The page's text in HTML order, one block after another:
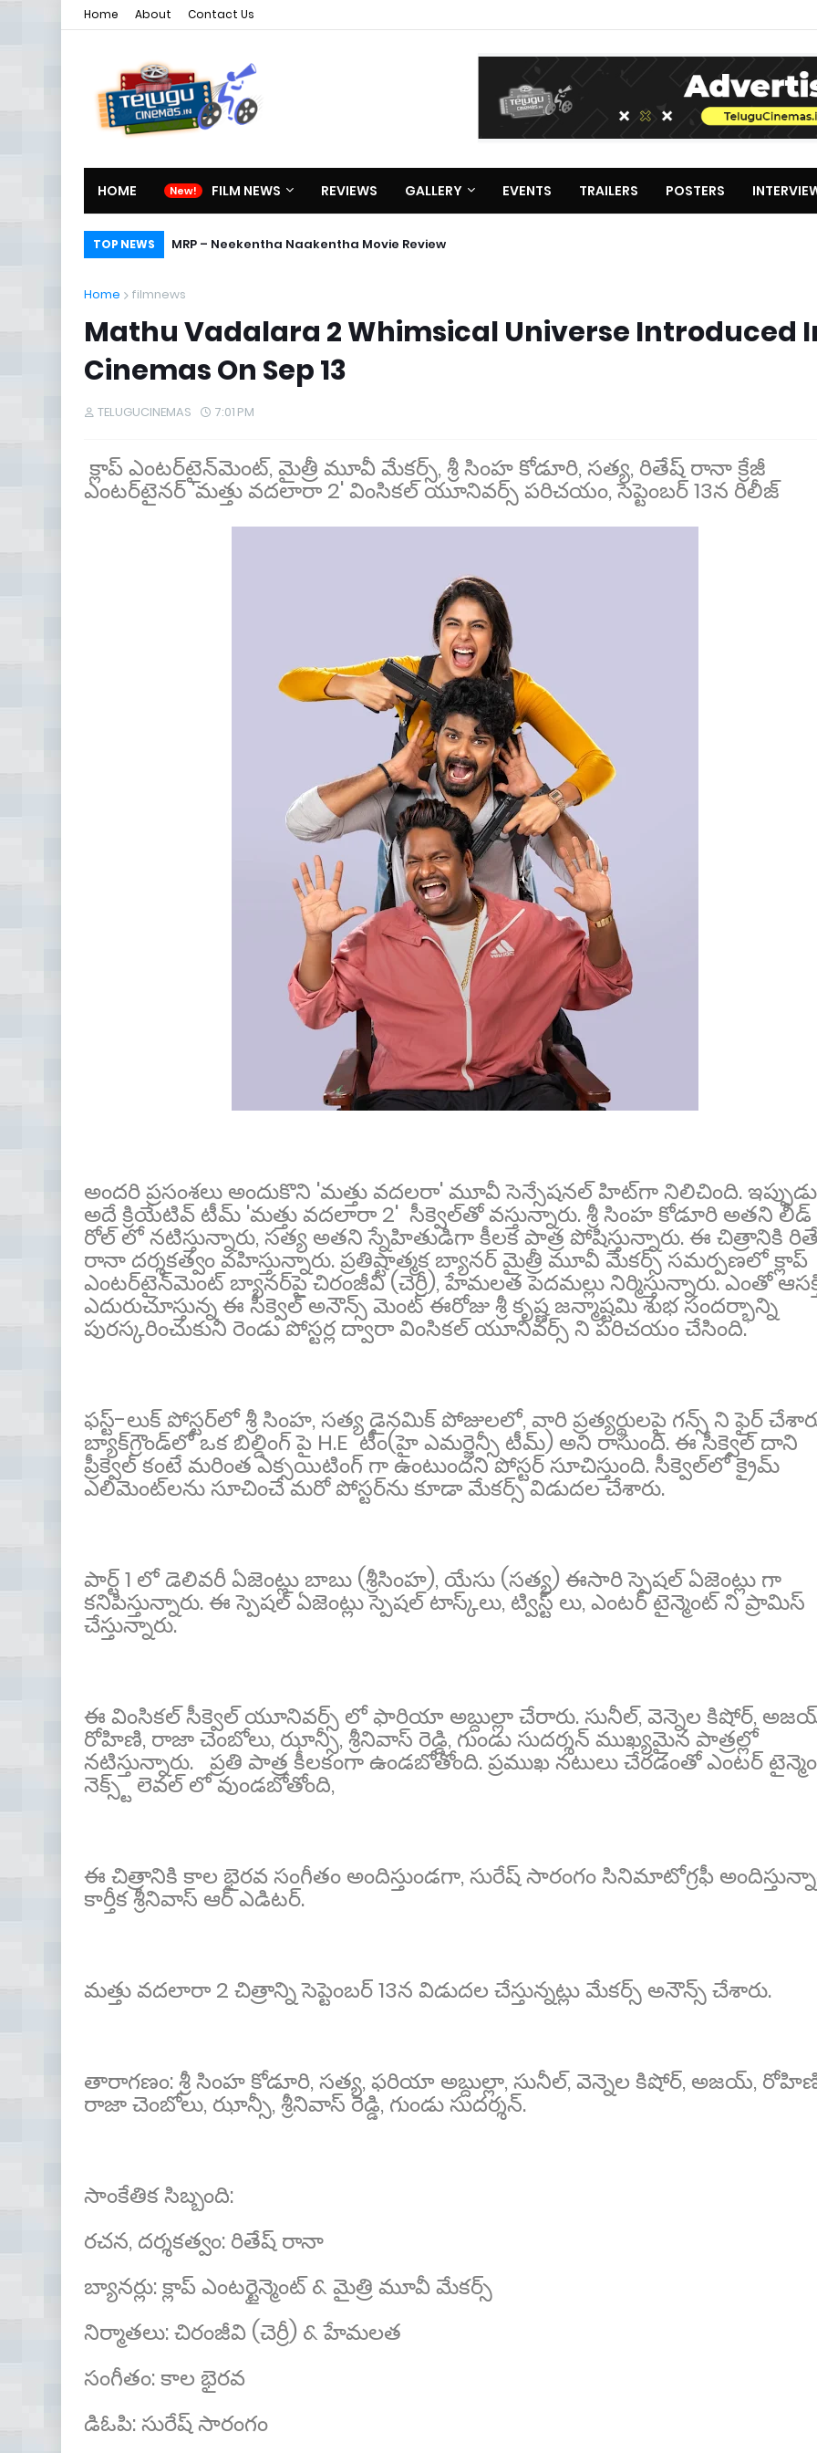
Home About Contact Us
HOME FILM NEWS REVIEWS GALLERY EVENTS TRAILERS POSTERS
TOP NEWS MRP – Neekentha Naakentha Movie Review
Home filmnews
Mathu Vadalara 2 Whimsical Universe Introduced
Cinemas On Sep 13
TELUGUCINEMAS 7:01 PM
క్లాప్ ఎంటర్‌టైన్‌మెంట్, మైత్రీ మూవీ మేకర్స్, శ్రీ సింహ కోడూరి, సత్య, రితేష్ రానా క్రేజీ
ఎంటర్‌టైనర్ 'మత్తు వదలారా 2' వింసికల్ యూనివర్స్ పరిచయం, సెప్టెంబర్ 13న రిలీజ్
అందరి ప్రసంశలు అందుకొని 'మత్తు వదలరా' మూవీ సెన్సేషనల్ హిట్‌గా నిలిచింది.
అదే క్రియేటివ్ టీమ్ 'మత్తు వదలారా 2' సీక్వెల్‌తో వస్తున్నారు. శ్రీ సింహ కోడూరి అతని లీడ్
రోల్ లో నటిస్తున్నారు, సత్య అతని స్నేహితుడిగా కీలక పాత్ర పోషిస్తున్నారు. ఈ చిత్రానికి
రానా దర్శకత్వం వహిస్తున్నారు. ప్రతిష్టాత్మక బ్యానర్ మైత్రీ మూవీ మేకర్స్ సమర్పణలో క్లాప్
ఎంటర్‌టైన్‌మెంట్ బ్యానర్‌పై చిరంజీవి (చెర్రీ), హేమలత పెదమల్లు నిర్మిస్తున్నారు. ఎంతో
ఎదురుచూస్తున్న ఈ సీక్వెల్ అనౌన్స్ మెంట్ ఈరోజు శ్రీ కృష్ణ జన్మాష్టమి శుభ సందర్భాన్ని
పురస్కరించుకుని రెండు పోస్టర్ల ద్వారా వింసికల్ యూనివర్స్ ని పరిచయం చేసింది.
ఫస్ట్-లుక్ పోస్టర్‌లో శ్రీ సింహ, సత్య డైనమిక్ పోజులలో, వారి ప్రత్యర్థులపై గన్స్ ని ఫైర్
బ్యాక్‌గ్రౌండ్‌లో ఒక బిల్డింగ్ పై H.E టీం(హై ఎమర్జెన్సీ టీమ్) అని రాసుంది. ఈ సీక్వెల్ దాని
ప్రీక్వెల్ కంటే మరింత ఎక్సయిటింగ్ గా ఉంటుందని పోస్టర్ సూచిస్తుంది. సీక్వెల్‌లో క్రైమ్
ఎలిమెంట్‌లను సూచించే మరో పోస్టర్‌ను కూడా మేకర్స్ విడుదల చేశారు.
పార్ట్ 1 లో డెలివరీ ఏజెంట్లు బాబు (శ్రీసింహ), యేసు (సత్య) ఈసారి స్పెషల్ ఏజెంట్లు గా
కనిపిస్తున్నారు. ఈ స్పెషల్ ఏజెంట్లు స్పెషల్ టాస్క్‌లు, ట్విస్ట్ లు, ఎంటర్ టైన్మెంట్ ని ప్రామిస్
చేస్తున్నారు.
ఈ వింసికల్ సీక్వెల్ యూనివర్స్ లో ఫారియా అబ్దుల్లా చేరారు. సునీల్, వెన్నెల కిషోర్,
రోహిణి, రాజా చెంబోలు, ఝాన్సీ, శ్రీనివాస్ రెడ్డి, గుండు సుదర్శన్ ముఖ్యమైన పాత్రల్లో
నటిస్తున్నారు. ప్రతి పాత్ర కీలకంగా ఉండబోతోంది. ప్రముఖ నటులు చేరడంతో ఎంటర్
నెక్స్ట్ లెవల్ లో వుండబోతోంది,
ఈ చిత్రానికి కాల భైరవ సంగీతం అందిస్తుండగా, సురేష్ సారంగం సినిమాటోగ్రఫీ
కార్తీక శ్రీనివాస్ ఆర్ ఎడిటర్.
మత్తు వదలారా 2 చిత్రాన్ని సెప్టెంబర్ 13న విడుదల చేస్తున్నట్లు మేకర్స్ అనౌన్స్ చేశారు.
తారాగణం: శ్రీ సింహ కోడూరి, సత్య, ఫరియా అబ్దుల్లా, సునీల్, వెన్నెల కిషోర్, అజయ్,
రాజా చెంబోలు, ఝాన్సీ, శ్రీనివాస్ రెడ్డి, గుండు సుదర్శన్.
సాంకేతిక సిబ్బంది:
రచన, దర్శకత్వం: రితేష్ రానా
బ్యానర్లు: క్లాప్ ఎంటర్టైన్మెంట్ & మైత్రి మూవీ మేకర్స్
నిర్మాతలు: చిరంజీవి (చెర్రీ) & హేమలత
సంగీతం: కాల భైరవ
డిఓపి: సురేష్ సారంగం